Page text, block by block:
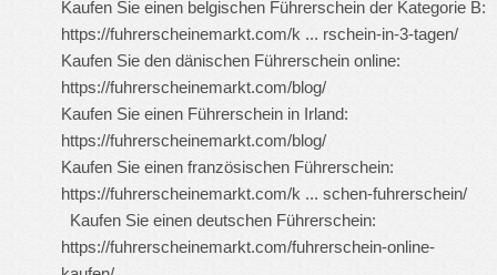
Kaufen Sie einen belgischen Führerschein der Kategorie B:
https://fuhrerscheinemarkt.com/k ... rschein-in-3-tagen/
Kaufen Sie den dänischen Führerschein online:
https://fuhrerscheinemarkt.com/blog/
Kaufen Sie einen Führerschein in Irland:
https://fuhrerscheinemarkt.com/blog/
Kaufen Sie einen französischen Führerschein:
https://fuhrerscheinemarkt.com/k ... schen-fuhrerschein/
Kaufen Sie einen deutschen Führerschein:
https://fuhrerscheinemarkt.com/fuhrerschein-online-